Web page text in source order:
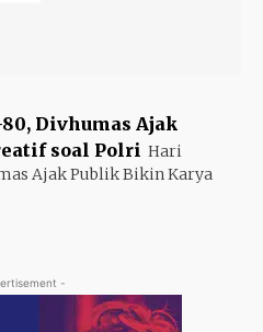
Divhumas Ajak
soal Polri Hari
Ajak Publik Bikin Karya
-